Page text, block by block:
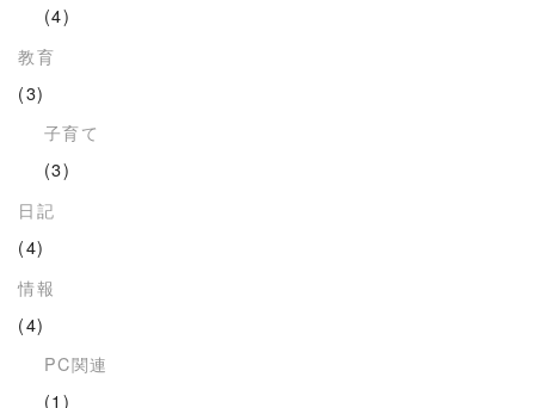
(4)
教育
(3)
子育て
(3)
日記
(4)
情報
(4)
PC関連
(1)